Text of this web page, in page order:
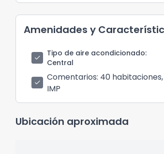
Amenidades y
check Tipo de aire acondicionado:
Central
check Comentarios: 40
IMP
Ubicación aproximada